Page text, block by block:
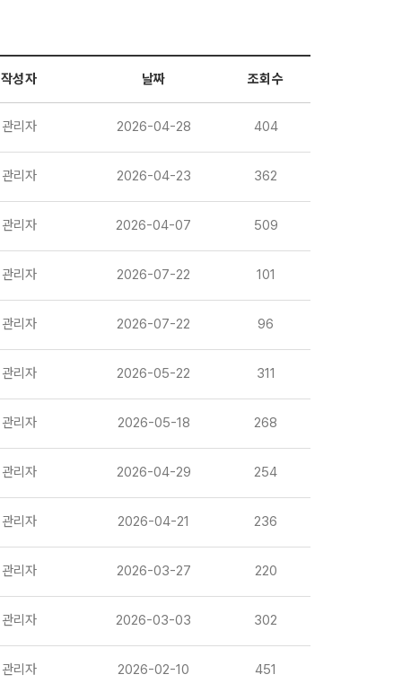
작성자 날짜 조회수
관리자 2026-04-28 404
관리자 2026-04-23 362
관리자 2026-04-07 509
관리자 2026-07-22 101
관리자 2026-07-22 96
관리자 2026-05-22 311
관리자 2026-05-18 268
관리자 2026-04-29 254
관리자 2026-04-21 236
관리자 2026-03-27 220
관리자 2026-03-03 302
관리자 2026-02-10 451